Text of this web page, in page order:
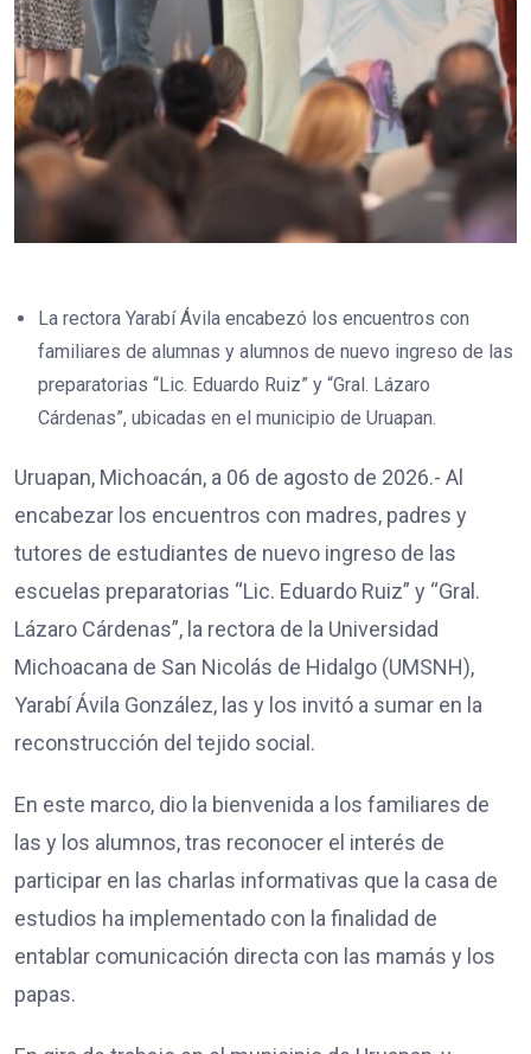
La rectora Yarabí Ávila encabezó los encuentros con
familiares de alumnas y alumnos de nuevo ingreso de las
preparatorias “Lic. Eduardo Ruiz” y “Gral. Lázaro
Cárdenas”, ubicadas en el municipio de Uruapan.
Uruapan, Michoacán, a 06 de agosto de 2026.- Al
encabezar los encuentros con madres, padres y
tutores de estudiantes de nuevo ingreso de las
escuelas preparatorias “Lic. Eduardo Ruiz” y “Gral.
Lázaro Cárdenas”, la rectora de la Universidad
Michoacana de San Nicolás de Hidalgo (UMSNH),
Yarabí Ávila González, las y los invitó a sumar en la
reconstrucción del tejido social.
En este marco, dio la bienvenida a los familiares de
las y los alumnos, tras reconocer el interés de
participar en las charlas informativas que la casa de
estudios ha implementado con la finalidad de
entablar comunicación directa con las mamás y los
papas.